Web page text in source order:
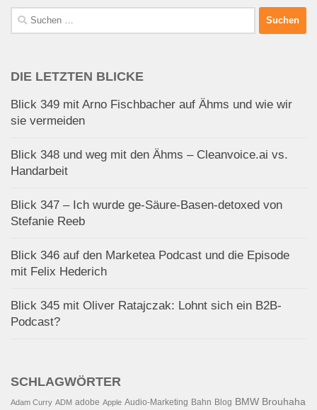
Suchen
nach:
DIE LETZTEN BLICKE
Blick 349 mit Arno Fischbacher auf Ähms und wie wir
sie vermeiden
Blick 348 und weg mit den Ähms – Cleanvoice.ai vs.
Handarbeit
Blick 347 – Ich wurde ge-Säure-Basen-detoxed von
Stefanie Reeb
Blick 346 auf den Marketea Podcast und die Episode
mit Felix Hederich
Blick 345 mit Oliver Ratajczak: Lohnt sich ein B2B-
Podcast?
SCHLAGWÖRTER
Adam Curry ADM adobe Apple Audio-Marketing Bahn Blog BMW Brouhaha